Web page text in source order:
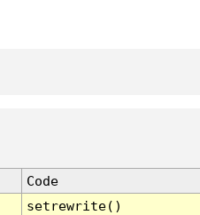
Code
setrewrite()